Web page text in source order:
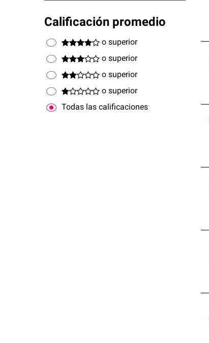
Calificación promedio
o superior
o superior
o superior
o superior
Todas las calificaciones